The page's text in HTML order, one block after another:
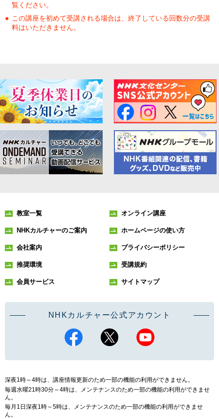
覧ください。
この講座を初めて受講される場合は、終了している回数分の受講
料はいただきません。
教室一覧 オンライン講座
NHKカルチャーのご案内 ホームページの使い方
会社案内 プライバシーポリシー
推奨環境 受講規約
会員サービス サイトマップ
NHKカルチャー公式アカウント
深夜1時～4時は、講座情報更新のため一部の機能の利用ができません。
毎週水曜21時30分～4時は、メンテナンスのため一部の機能の利用ができませ
ん。
毎月1日深夜1時～5時は、メンテナンスのため一部の機能の利用ができませ
ん。